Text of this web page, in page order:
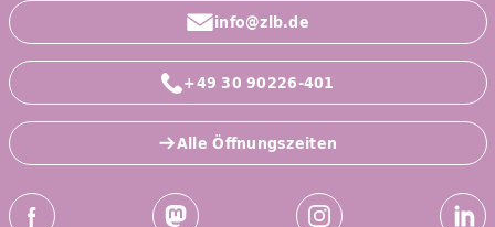
info@zlb.de
+49 30 90226-401
Alle Öffnungszeiten
Social-Media Kanäle der ZLB